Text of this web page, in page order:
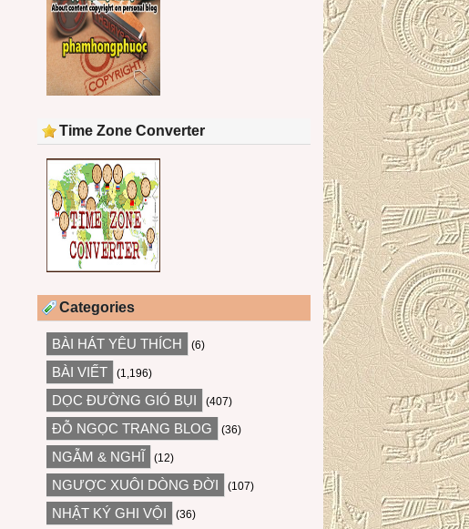
Time Zone Converter
Categories
BÀI HÁT YÊU THÍCH (6)
BÀI VIẾT (1,196)
DỌC ĐƯỜNG GIÓ BỤI (407)
ĐỖ NGỌC TRANG BLOG (36)
NGẪM & NGHĨ (12)
NGƯỢC XUÔI DÒNG ĐỜI (107)
NHẬT KÝ GHI VỘI (36)